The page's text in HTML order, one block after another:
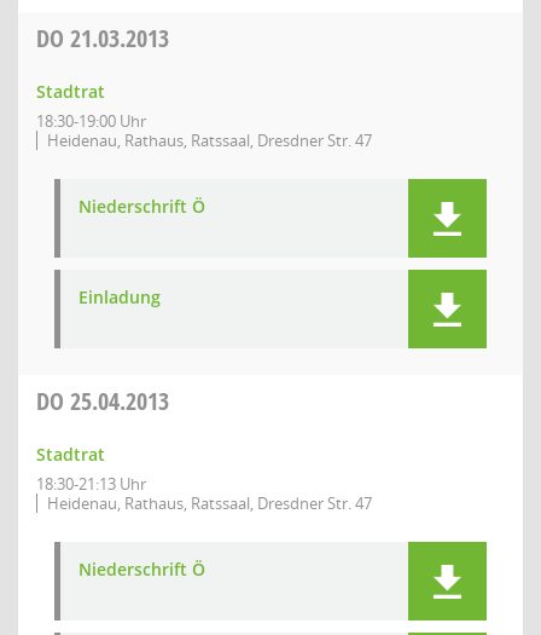
DO 21.03.2013
Stadtrat
18:30-19:00 Uhr
Heidenau, Rathaus, Ratssaal, Dresdner Str. 47
Niederschrift Ö
Einladung
DO 25.04.2013
Stadtrat
18:30-21:13 Uhr
Heidenau, Rathaus, Ratssaal, Dresdner Str. 47
Niederschrift Ö